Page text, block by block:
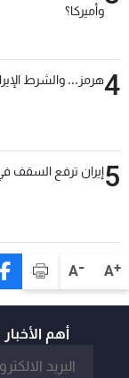
A+
A-
وأميركا؟
4هرمز... والشرط
5إيران ترفع السقف
أهم